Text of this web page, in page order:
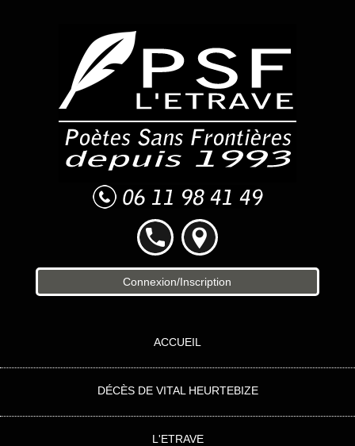
Connexion/Inscription
ACCUEIL
DÉCÈS DE VITAL HEURTEBIZE
L'ETRAVE